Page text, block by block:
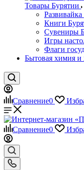
Товары Бурятии
Книги
Сувениры
Игры
Флаги
Бытовая химия и
Сравнение0
Сравнение0